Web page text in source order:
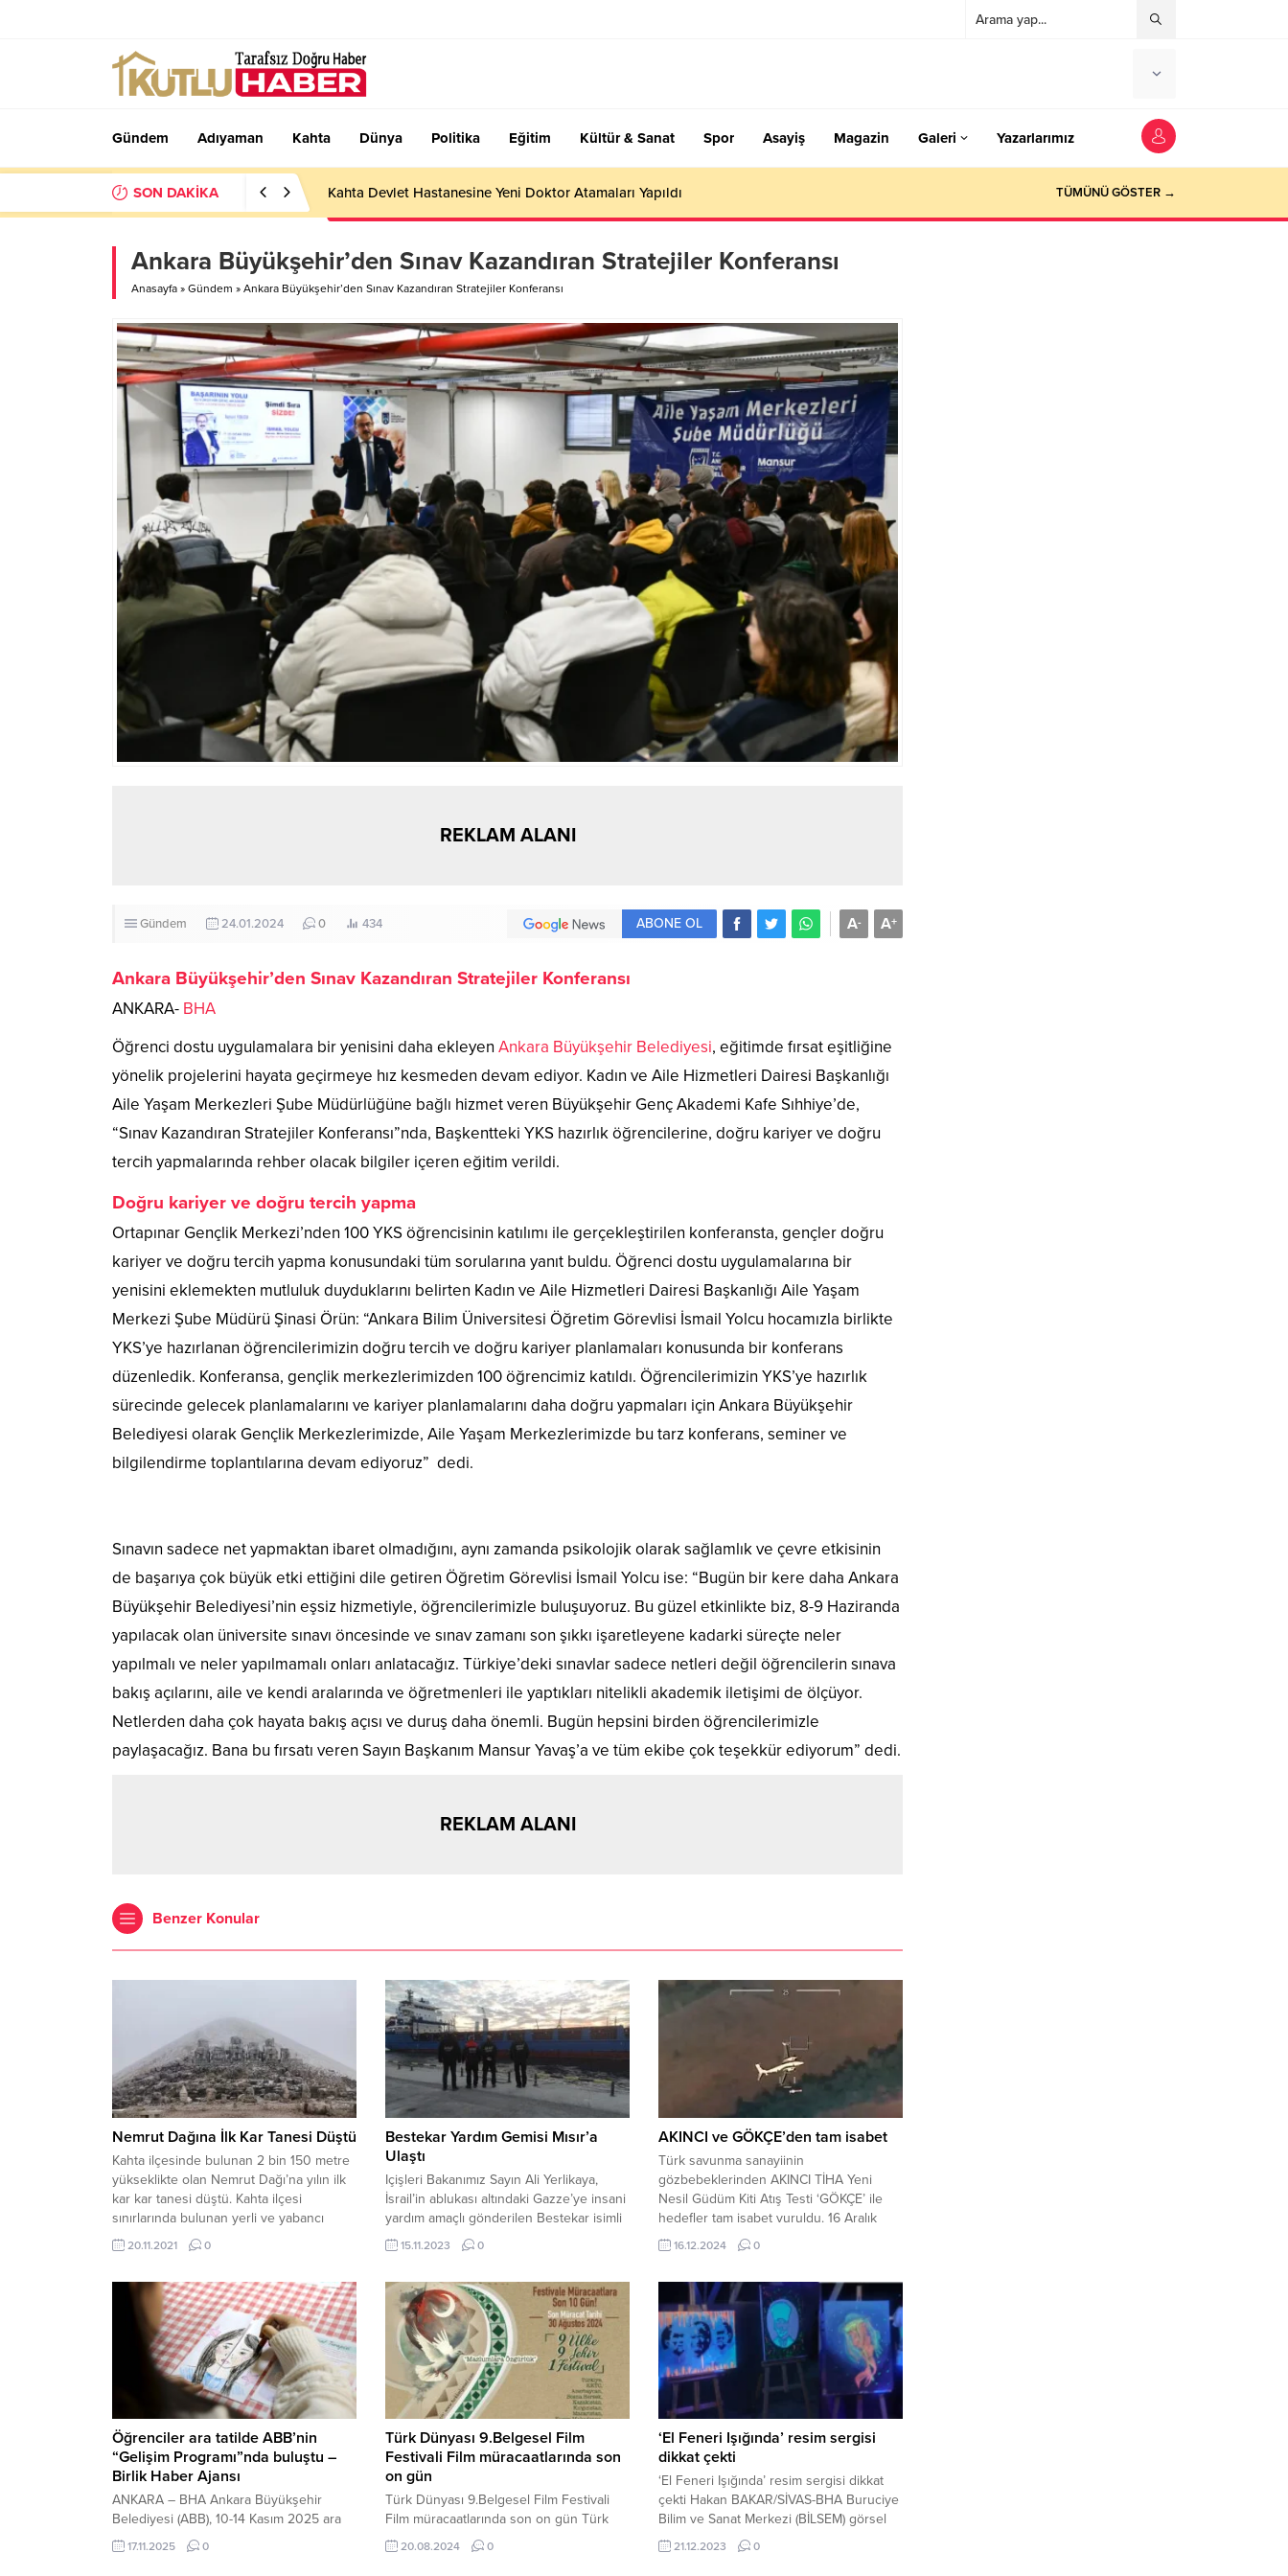
Gündem Adıyaman Kahta Dünya Politika Eğitim Kültür & Sanat Spor Asayiş Magazin Galeri Yazarlarımız
SON DAKİKA Kahta Devlet Hastanesine Yeni Doktor Atamaları Yapıldı TÜMÜNÜ GÖSTER →
Ankara Büyükşehir’den Sınav Kazandıran Stratejiler Konferansı
Anasayfa » Gündem » Ankara Büyükşehir’den Sınav Kazandıran Stratejiler Konferansı
REKLAM ALANI
Gündem 24.01.2024 0 434 A+
A-
ABONE OL
Ankara Büyükşehir’den Sınav Kazandıran Stratejiler Konferansı
ANKARA- BHA
Öğrenci dostu uygulamalara bir yenisini daha ekleyen Ankara Büyükşehir Belediyesi, eğitimde fırsat eşitliğine
yönelik projelerini hayata geçirmeye hız kesmeden devam ediyor. Kadın ve Aile Hizmetleri Dairesi Başkanlığı
Aile Yaşam Merkezleri Şube Müdürlüğüne bağlı hizmet veren Büyükşehir Genç Akademi Kafe Sıhhiye’de,
“Sınav Kazandıran Stratejiler Konferansı”nda, Başkentteki YKS hazırlık öğrencilerine, doğru kariyer ve doğru
tercih yapmalarında rehber olacak bilgiler içeren eğitim verildi.
Doğru kariyer ve doğru tercih yapma
Ortapınar Gençlik Merkezi’nden 100 YKS öğrencisinin katılımı ile gerçekleştirilen konferansta, gençler doğru
kariyer ve doğru tercih yapma konusundaki tüm sorularına yanıt buldu. Öğrenci dostu uygulamalarına bir
yenisini eklemekten mutluluk duyduklarını belirten Kadın ve Aile Hizmetleri Dairesi Başkanlığı Aile Yaşam
Merkezi Şube Müdürü Şinasi Örün: “Ankara Bilim Üniversitesi Öğretim Görevlisi İsmail Yolcu hocamızla birlikte
YKS’ye hazırlanan öğrencilerimizin doğru tercih ve doğru kariyer planlamaları konusunda bir konferans
düzenledik. Konferansa, gençlik merkezlerimizden 100 öğrencimiz katıldı. Öğrencilerimizin YKS’ye hazırlık
sürecinde gelecek planlamalarını ve kariyer planlamalarını daha doğru yapmaları için Ankara Büyükşehir
Belediyesi olarak Gençlik Merkezlerimizde, Aile Yaşam Merkezlerimizde bu tarz konferans, seminer ve
bilgilendirme toplantılarına devam ediyoruz” dedi.
Sınavın sadece net yapmaktan ibaret olmadığını, aynı zamanda psikolojik olarak sağlamlık ve çevre etkisinin
de başarıya çok büyük etki ettiğini dile getiren Öğretim Görevlisi İsmail Yolcu ise: “Bugün bir kere daha Ankara
Büyükşehir Belediyesi’nin eşsiz hizmetiyle, öğrencilerimizle buluşuyoruz. Bu güzel etkinlikte biz, 8-9 Haziranda
yapılacak olan üniversite sınavı öncesinde ve sınav zamanı son şıkkı işaretleyene kadarki süreçte neler
yapılmalı ve neler yapılmamalı onları anlatacağız. Türkiye’deki sınavlar sadece netleri değil öğrencilerin sınava
bakış açılarını, aile ve kendi aralarında ve öğretmenleri ile yaptıkları nitelikli akademik iletişimi de ölçüyor.
Netlerden daha çok hayata bakış açısı ve duruş daha önemli. Bugün hepsini birden öğrencilerimizle
paylaşacağız. Bana bu fırsatı veren Sayın Başkanım Mansur Yavaş’a ve tüm ekibe çok teşekkür ediyorum” dedi.
REKLAM ALANI
Benzer Konular
Nemrut Dağına İlk Kar Tanesi Düştü
Kahta ilçesinde bulunan 2 bin 150 metre
yükseklikte olan Nemrut Dağı’na yılın ilk
kar kar tanesi düştü. Kahta ilçesi
sınırlarında bulunan yerli ve yabancı
turistlerin ziyaret ettiği 2 bin 150 metre
yüksekliğinde olan UNESCO Kültür Mirası
büründü. Kommagene Krallığına ait tarihi
zenginlikleri bağrında barındıran ve...
20.11.2021 0
Bestekar Yardım Gemisi Mısır’a
Ulaştı
Içişleri Bakanımız Sayın Ali Yerlikaya,
İsrail’in ablukası altındaki Gazze’ye insani
yardım amaçlı gönderilen Bestekar isimli
insani yardım gemisinin Mısır’ın El-Ariş
Limanına dün ulaştığını duyurdu.
Bakan Yerlikaya, konuya ilişkin sosyal
medya hesabından yayımladığı mesajda
şu ifadelere yer verdi: Gazze’de yaşanan
vahşete ve soykırıma karşı Aziz
Milletimizle beraber...
15.11.2023 0
AKINCI ve GÖKÇE’den tam isabet
Türk savunma sanayiinin
gözbebeklerinden AKINCI TİHA Yeni
Nesil Güdüm Kiti Atış Testi ‘GÖKÇE’ ile
hedefler tam isabet vuruldu. 16 Aralık
2024, 17:49 yayınlandı ANKARA-BHA
Türk savunma sanayiinde yerlilik oranı
İnsansız Hava Aracı’na (TİHA)...
16.12.2024 0
Öğrenciler ara tatilde ABB’nin
“Gelişim Programı”nda buluştu –
Birlik Haber Ajansı
ANKARA – BHA Ankara Büyükşehir
Belediyesi (ABB), 10-14 Kasım 2025 ara
tatil döneminde öğrencilerin kişisel
gelişimlerini sürdürmeleri amacıyla
17.11.2025 0
Türk Dünyası 9.Belgesel Film
Festivali Film müracaatlarında son
on gün
Türk Dünyası 9.Belgesel Film Festivali
Film müracaatlarında son on gün Türk
Dünyası Gazeteciler Federasyonu
öncülüğünde T.C Kültür ve Turizm
20.08.2024 0
‘El Feneri Işığında’ resim sergisi
dikkat çekti
‘El Feneri Işığında’ resim sergisi dikkat
çekti Hakan BAKAR/SİVAS-BHA Buruciye
Bilim ve Sanat Merkezi (BİLSEM) görsel
sanatlar yetenek alanı öğrencileri “Yılın
en uzun gecesini rengarenk boyuyorum”
21.12.2023 0